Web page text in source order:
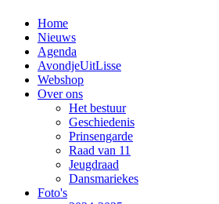
Home
Nieuws
Agenda
AvondjeUitLisse
Webshop
Over ons
Het bestuur
Geschiedenis
Prinsengarde
Raad van 11
Jeugdraad
Dansmariekes
Foto's